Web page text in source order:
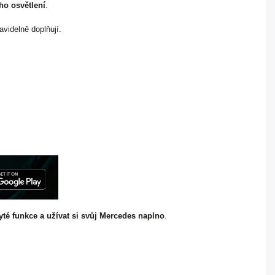
osvětlení.
doplňují.
funkce a užívat si svůj Mercedes naplno.